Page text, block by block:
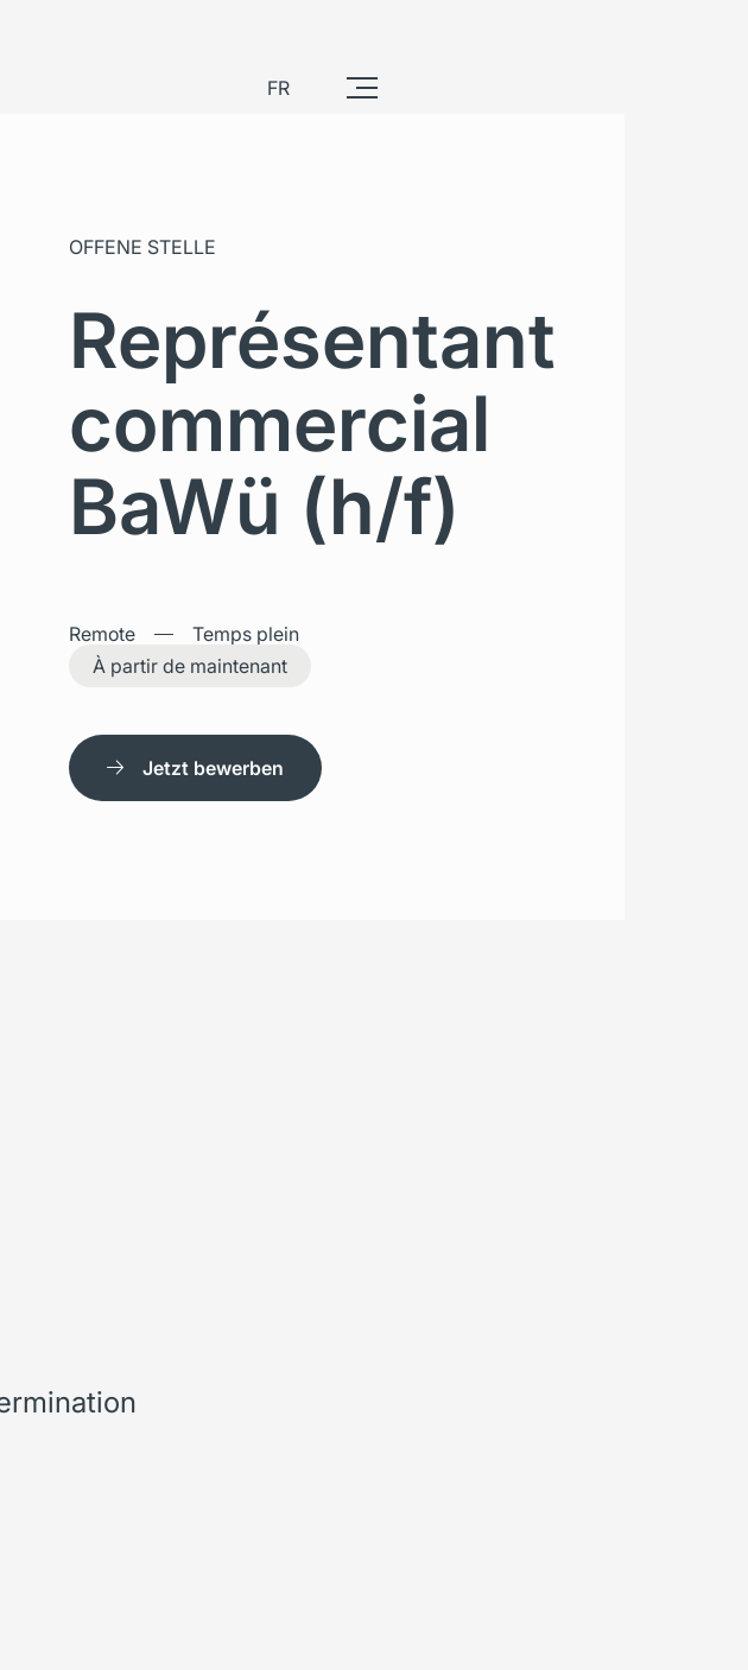
FR
OFFENE STELLE
Représentant
commercial
BaWü (h/f)
Remote
Temps plein
À partir de maintenant
Jetzt bewerben